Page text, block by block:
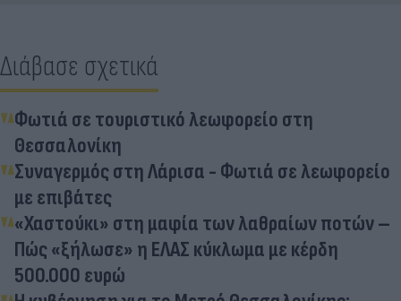
Διάβασε σχετικά
Φωτιά σε τουριστικό λεωφορείο στη
Θεσσαλονίκη
Συναγερμός στη Λάρισα - Φωτιά σε λεωφορείο
με επιβάτες
«Χαστούκι» στη μαφία των λαθραίων ποτών –
Πώς «ξήλωσε» η ΕΛΑΣ κύκλωμα με κέρδη
500.000 ευρώ